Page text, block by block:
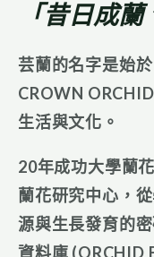
「昔日成蘭
芸蘭的名字是始於
CROWN
生活與文化。
20年成功大學蘭
蘭花研究中心，
源與生長發育的
資料庫 (ORCHID